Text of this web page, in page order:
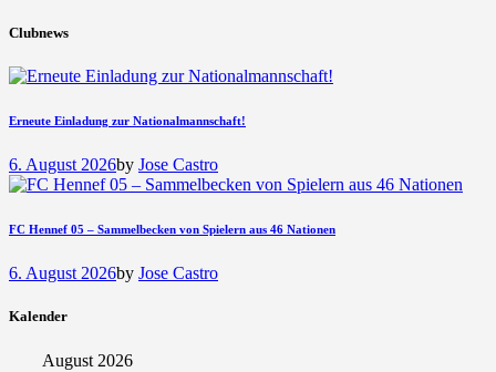
Clubnews
Erneute Einladung zur Nationalmannschaft!
6. August 2026by Jose Castro
FC Hennef 05 – Sammelbecken von Spielern aus 46 Nationen
6. August 2026by Jose Castro
Kalender
August 2026